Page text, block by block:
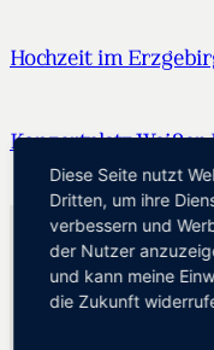
Hochzeit im
Konzertplatz Weißer
Aniko
WE LUV
Diese Seite nutzt
Dritten, um ihre
verbessern und
der Nutzer
und kann meine
die Zukunft